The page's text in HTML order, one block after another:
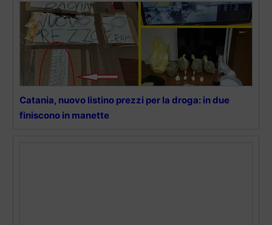
Catania, nuovo listino prezzi per la droga: in due
finiscono in manette